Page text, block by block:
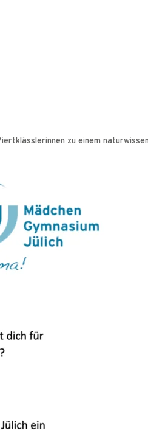
zu einem